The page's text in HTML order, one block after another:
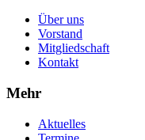
Über uns
Vorstand
Mitgliedschaft
Kontakt
Mehr
Aktuelles